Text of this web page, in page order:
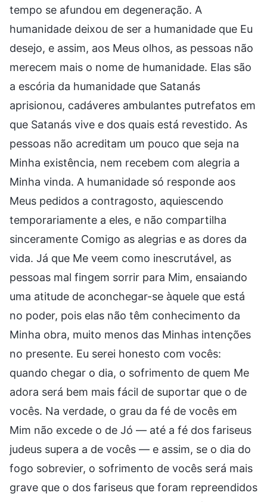
tempo se afundou em degeneração. A
humanidade deixou de ser a humanidade que Eu
desejo, e assim, aos Meus olhos, as pessoas não
merecem mais o nome de humanidade. Elas são
a escória da humanidade que Satanás
aprisionou, cadáveres ambulantes putrefatos em
que Satanás vive e dos quais está revestido. As
pessoas não acreditam um pouco que seja na
Minha existência, nem recebem com alegria a
Minha vinda. A humanidade só responde aos
Meus pedidos a contragosto, aquiescendo
temporariamente a eles, e não compartilha
sinceramente Comigo as alegrias e as dores da
vida. Já que Me veem como inescrutável, as
pessoas mal fingem sorrir para Mim, ensaiando
uma atitude de aconchegar-se àquele que está
no poder, pois elas não têm conhecimento da
Minha obra, muito menos das Minhas intenções
no presente. Eu serei honesto com vocês:
quando chegar o dia, o sofrimento de quem Me
adora será bem mais fácil de suportar que o de
vocês. Na verdade, o grau da fé de vocês em
Mim não excede o de Jó — até a fé dos fariseus
judeus supera a de vocês — e assim, se o dia do
fogo sobrevier, o sofrimento de vocês será mais
grave que o dos fariseus que foram repreendidos